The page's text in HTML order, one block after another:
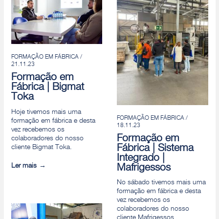
FORMAÇÃO EM FÁBRICA /
21.11.23
Formação em
Fábrica | Bigmat
Toka
Hoje tivemos mais uma
formação em fábrica e desta
vez recebemos os
colaboradores do nosso
cliente Bigmat Toka.
Ler mais
FORMAÇÃO EM FÁBRICA /
18.11.23
Formação em
Fábrica | Sistema
Integrado |
Mafrigessos
No sábado tivemos mais uma
formação em fábrica e desta
vez recebemos os
colaboradores do nosso